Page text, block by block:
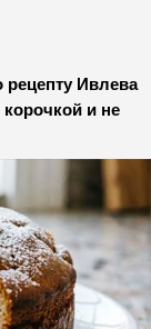
рецепту Ивлева
и не